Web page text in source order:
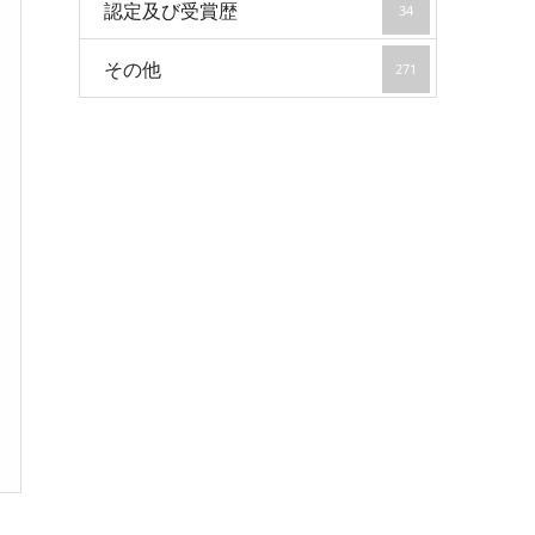
認定及び受賞歴 34
その他 271